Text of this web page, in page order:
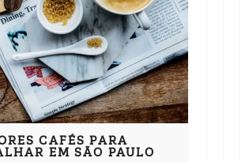
CAFÉS PARA
EM SÃO PAULO